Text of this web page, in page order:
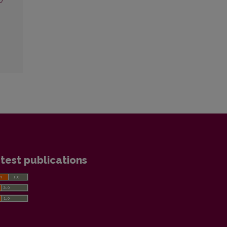
publications